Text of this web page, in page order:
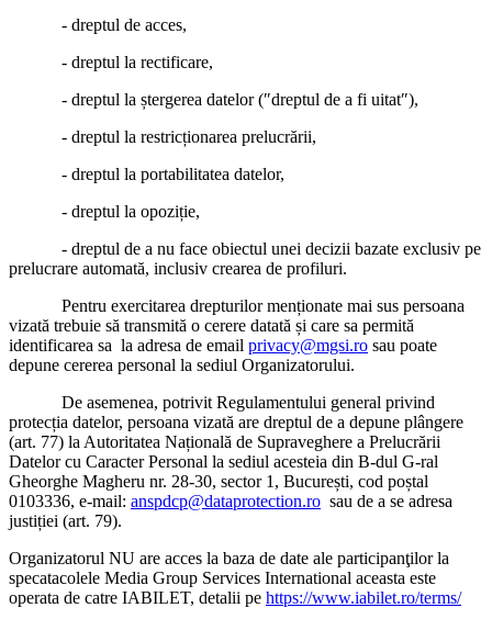
- dreptul de acces,
- dreptul la rectificare,
- dreptul la ștergerea datelor (″dreptul de a fi uitat″),
- dreptul la restricționarea prelucrării,
- dreptul la portabilitatea datelor,
- dreptul la opoziție,
- dreptul de a nu face obiectul unei decizii bazate exclusiv pe
prelucrare automată, inclusiv crearea de profiluri.
Pentru exercitarea drepturilor menționate mai sus persoana
vizată trebuie să transmită o cerere datată și care sa permită
identificarea sa la adresa de email privacy@mgsi.ro sau poate
depune cererea personal la sediul Organizatorului.
De asemenea, potrivit Regulamentului general privind
protecția datelor, persoana vizată are dreptul de a depune plângere
(art. 77) la Autoritatea Națională de Supraveghere a Prelucrării
Datelor cu Caracter Personal la sediul acesteia din B-dul G-ral
Gheorghe Magheru nr. 28-30, sector 1, București, cod poștal
0103336, e-mail: anspdcp@dataprotection.ro sau de a se adresa
justiției (art. 79).
Organizatorul NU are acces la baza de date ale participanţilor la
specatacolele Media Group Services International aceasta este
operata de catre IABILET, detalii pe https://www.iabilet.ro/terms/